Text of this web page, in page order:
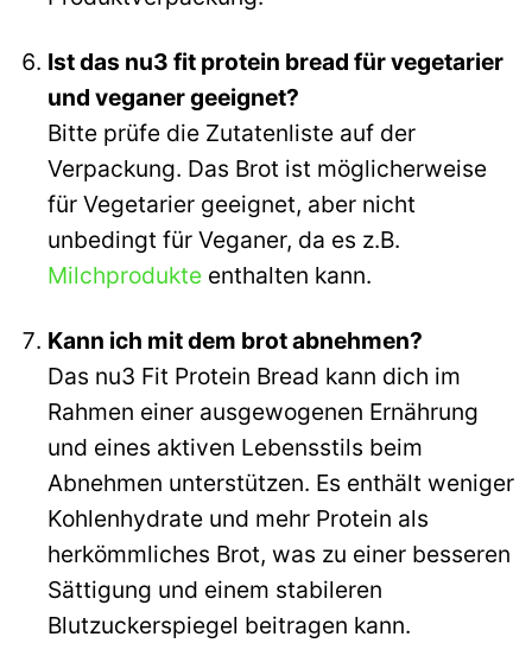
Ist das nu3 fit protein bread für vegetarier
und veganer geeignet?
Bitte prüfe die Zutatenliste auf der
Verpackung. Das Brot ist möglicherweise
für Vegetarier geeignet, aber nicht
unbedingt für Veganer, da es z.B.
Milchprodukteenthalten kann.
Kann ich mit dem brot abnehmen?
Das nu3 Fit Protein Bread kann dich im
Rahmen einer ausgewogenen Ernährung
und eines aktiven Lebensstils beim
Abnehmen unterstützen. Es enthält weniger
Kohlenhydrate und mehr Protein als
herkömmliches Brot, was zu einer besseren
Sättigung und einem stabileren
Blutzuckerspiegel beitragen kann.